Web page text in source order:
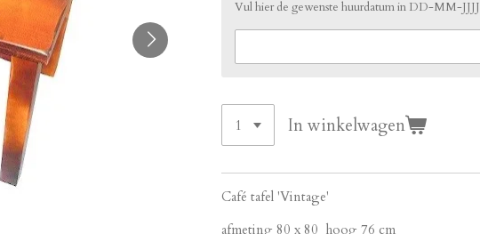
Vul hier de gewenste huurdatum in DD-MM-JJJJ
In winkelwagen
Café tafel 'Vintage'
afmeting 80 x 80 hoog 76 cm